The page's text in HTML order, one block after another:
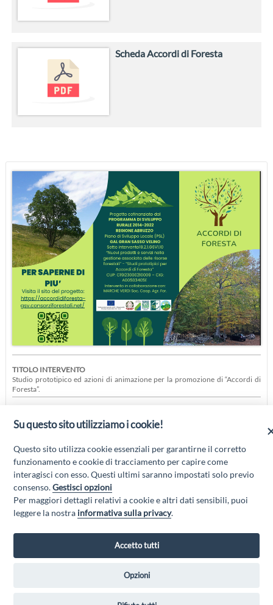
Scheda Accordi di Foresta
TITOLO INTERVENTO
Studio prototipico ed azioni di animazione per la promozione di “Accordi di
Foresta”.
“DISTRETTO DEL BEN VIVERE”
19.2.1.GSV1.10
Nuovi prodotti e servizi nella gestione associata delle risorse forestali:
Studi prototipici per Accordi di Foresta
Su questo sito utilizziamo i cookie!
Questo sito utilizza cookie essenziali per garantirne il corretto
funzionamento e cookie di tracciamento per capire come
interagisci con esso. Questi ultimi saranno impostati solo previo
consenso.Gestisci opzioni
Per maggiori dettagli relativi a cookie e altri dati sensibili, puoi
leggere la nostra informativa sulla privacy.
Accetto tutti
Opzioni